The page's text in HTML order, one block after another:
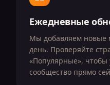
Ежедневные
Мы добавляем новые
день. Проверяйте
«Популярные», чтобы
сообщество прямо